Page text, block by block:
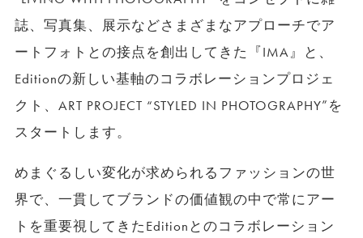
誌、写真集、展示などさまざまなアプローチでア
ートフォトとの接点を創出してきた『IMA』と、
Editionの新しい基軸のコラボレーションプロジェ
クト、ART PROJECT “STYLED IN PHOTOGRAPHY”を
スタートします。
めまぐるしい変化が求められるファッションの世
界で、一貫してブランドの価値観の中で常にアー
トを重要視してきたEditionとのコラボレーション